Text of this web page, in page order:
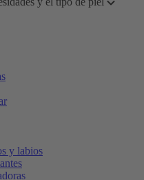
y labios